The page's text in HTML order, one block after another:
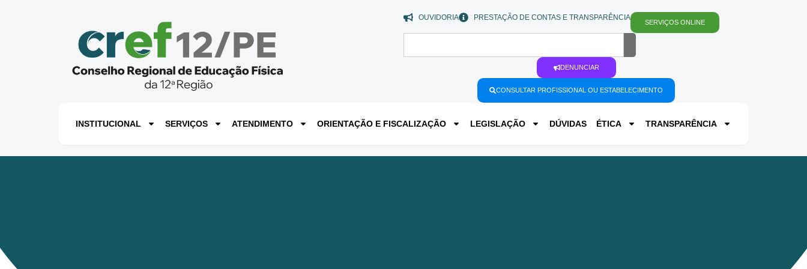
OUVIDORIA PRESTAÇÃO DE CONTAS E TRANSPARÊNCIA
SERVIÇOS ONLINE
DENUNCIAR
CONSULTAR PROFISSIONAL OU ESTABELECIMENTO
INSTITUCIONAL SERVIÇOS ATENDIMENTO ORIENTAÇÃO E FISCALIZAÇÃO LEGISLAÇÃO DÚVIDAS ÉTICA TRANSPARÊNCIA